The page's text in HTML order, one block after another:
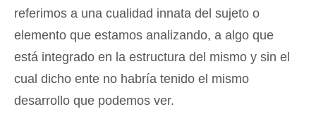
referimos a una cualidad innata del sujeto o
elemento que estamos analizando, a algo que
está integrado en la estructura del mismo y sin el
cual dicho ente no habría tenido el mismo
desarrollo que podemos ver.